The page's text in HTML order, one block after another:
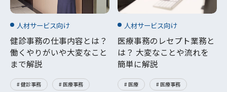
人材サービス向け
健診事務の仕事内容とは？
働くやりがいや大変なこと
まで解説
# 健診事務 # 医療事務
人材サービス向け
医療事務のレセプト業務と
は？ 大変なことや流れを
簡単に解説
# 医療 # 医療事務